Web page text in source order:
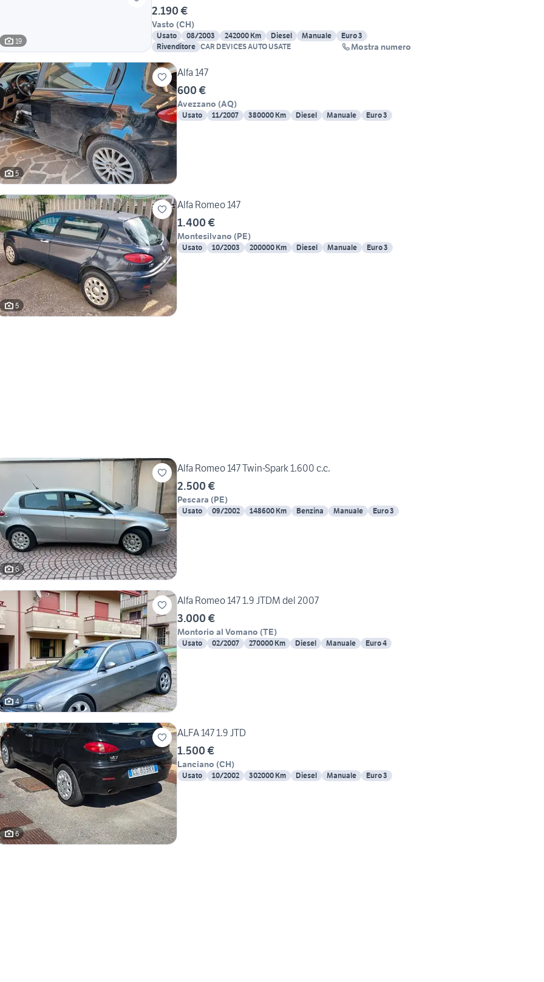
19
2.190 €
Vasto (CH)
Usato 08/2003 242000 Km Diesel Manuale
Euro 3
Rivenditore CAR DEVICES AUTO USATE Mostra numero
5
Alfa 147
600 €
Avezzano (AQ)
Usato 11/2007 380000 Km Diesel Manuale Euro 3
5
Alfa Romeo 147
1.400 €
Montesilvano (PE)
Usato 10/2003 200000 Km Diesel Manuale Euro 3
6
Alfa Romeo 147 Twin-Spark 1.600 c.c.
2.500 €
Pescara (PE)
Usato 09/2002 148600 Km Benzina Manuale Euro 3
4
Alfa Romeo 147 1.9 JTDM del 2007
3.000 €
Montorio al Vomano (TE)
Usato 02/2007 270000 Km Diesel Manuale Euro 4
6
ALFA 147 1.9 JTD
1.500 €
Lanciano (CH)
Usato 10/2002 302000 Km Diesel Manuale Euro 3